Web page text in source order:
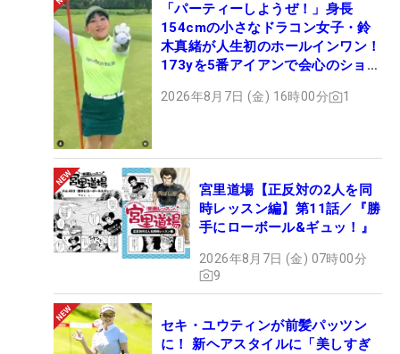
「パーティーしようぜ！」身長
154cmの小さなドラコン女子・鈴
木真緒が人生初のホールインワン！
173yを5番アイアンで会心のショッ
2026年8月7日 (金) 16時00分 1
宮里道場【正反対の2人を同
時レッスン編】第11話／『勝
手にローボール&ギュッ！』
2026年8月7日 (金) 07時00分
9
セキ・ユウティンが前髪パッツン
に！ 新ヘアスタイルに「美しすぎ